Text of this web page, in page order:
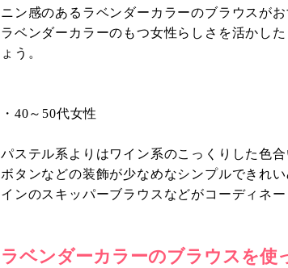
ニン感のあるラベンダーカラーのブラウスがお
ラベンダーカラーのもつ女性らしさを活かし
ょう。
・40～50代女性
パステル系よりはワイン系のこっくりした色合
ボタンなどの装飾が少なめなシンプルできれ
インのスキッパーブラウスなどがコーディネー
ラベンダーカラーのブラウスを使